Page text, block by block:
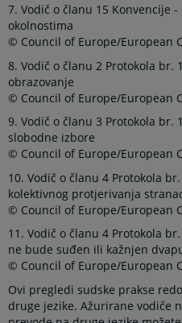
7. Vodič o članu 15 Konvencije
okolnostima
© Council of Europe/European
8. Vodič o članu 2 Protokola br.
obrazovanje
© Council of Europe/European
9. Vodič o članu 3 Protokola br.
slobodne izbore
© Council of Europe/European
10. Vodič o članu 4 Protokola
kolektivnog protjerivanja
© Council of Europe/European
11. Vodič o članu 4 Protokola
ne bude suđen ili kažnjen
© Council of Europe/European
Ovi pregledi sudske prakse
druge jezike. Ažurirane vodiče